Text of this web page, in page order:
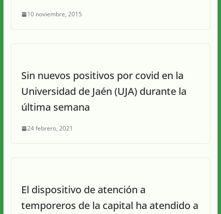
10 noviembre, 2015
Sin nuevos positivos por covid en la
Universidad de Jaén (UJA) durante la
última semana
24 febrero, 2021
El dispositivo de atención a
temporeros de la capital ha atendido a